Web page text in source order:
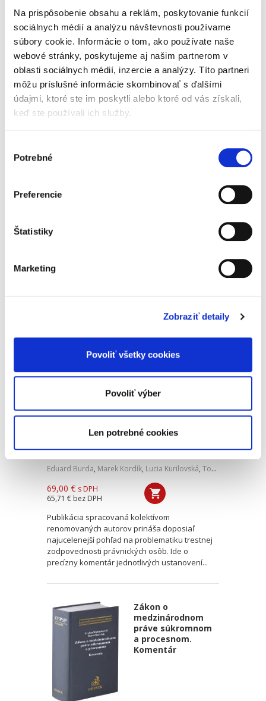
Na prispôsobenie obsahu a reklám, poskytovanie funkcií
sociálnych médií a analýzu návštevnosti používame
súbory cookie. Informácie o tom, ako používate naše
webové stránky, poskytujeme aj našim partnerom v
oblasti sociálnych médií, inzercie a analýzy. Títo partneri
môžu príslušné informácie skombinovať s ďalšími
údajmi, ktoré ste im poskytli alebo ktoré od vás získali,
keď ste používali ich služby.
súhlasu
Potrebné
Preferencie
Štatistiky
Marketing
Zobraziť detaily
Povoliť všetky cookies
Povoliť výber
Len potrebné cookies
56,19 €
bez DPH
Komentár k zákonu o registri partnerov
verejného sektora spracovaný odborníkmi na
oblasť verejného obstarávania, ktorí sa
dlhodobo aktívne venujú problematike registra
partnerov verejného sektora,...
Komentár predstavuje prvé dielo na našom
správcoch úverov a nákupcoch úverov a o
Zákon o trestnej
zodpovednosti
Komentár
Eduard Burda, Marek Kordík, Lucia Kurilovská, Tomáš Strémy
69,00 € s DPH
65,71 € bez DPH
Publikácia spracovaná kolektívom
renomovaných autorov prináša doposiaľ
najucelenejší pohľad na problematiku trestnej
zodpovednosti právnických osôb. Ide o
precízny komentár jednotlivých ustanovení...
Zákon o
medzinárodnom
práve súkromnom
a procesnom.
Komentár